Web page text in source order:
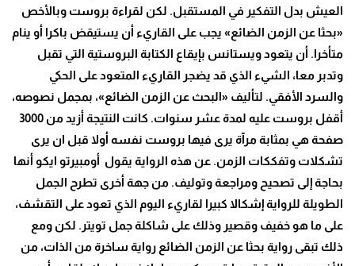
العيش بدل التفكير في المستقبل. لكن لقراءة بروست وبالأخص
«بحثا عن الزمن الضائع» يجب على القاريء أن يستيقض باكرا أو ينام
متأخرا. أن يتعود ويستانس بإيقاع الكتابة البروستية التي تقبل
وتدبر معا، الشيء الذي قد يضجر القاريء المتعود على الحكي
والسرد الأفقي. لتأليف «البحث عن الزمن الضائع»، بمجمل نصوصه،
أقفل بروست عليه لمدة عشر سنوات. كانت النتيجة أزيد من 3000
صفحة هي بمثابة مرآة يرى فيها بروست نفسه أولا قبل ان يرى
تشكلات وتفككات الزمن. عن هذه الرواية يقول أومبيرتو ايكو أنها
بحاجة إلى تصحيح ومراجعة وتوليف. من جهة أخرى تطرح الجمل
الطويلة للرواية إشكالا كبيرا لقاريء اليوم الذي تعود على التقشف،
على ما هو خفيف وقصير وذلك على شاكلة جمل تويتر. لكن ومع
ذلك تبقى رواية بحثا عن الزمن الضائع رواية ساخرة من الذات، من